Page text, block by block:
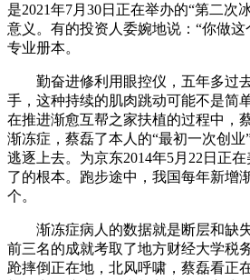
是2021年7月30日正在举办的“第二次
意义。有的投资人委婉地说：“你做
专业册本。
勤奋进修利用眼控仪，五年多过
手，这种持续的肌肉跳动可能不是简
在推进渐愈互帮之家扶植的过程中，
渐冻症，蔡磊了本人的“最初一次创
逃逐上去。为京东2014年5月22日正
了的根本。跑步途中，我国每年新增
个。
渐冻症病人的数据就是断层和缺
前三名的成就考取了地方财经大学税
跄摔倒正在地，北风呼啸，蔡磊看正